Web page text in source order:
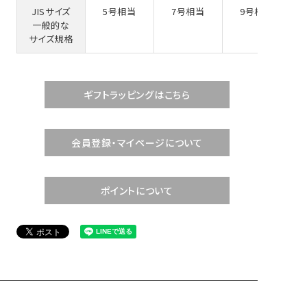
JISサイズ
一般的な
サイズ規格
5号相当 7号相当 9号相当
ギフトラッピングはこちら
会員登録・マイページについて
ポイントについて